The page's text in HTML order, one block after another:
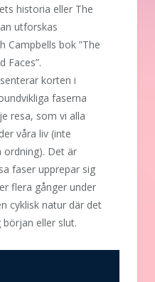
historia eller The
utforskas
Campbells bok ”The
Faces”.
korten i
faserna
resa, som vi alla
våra liv (inte
ordning). Det är
faser upprepar sig
flera gånger under
cyklisk natur där det
eller slut.